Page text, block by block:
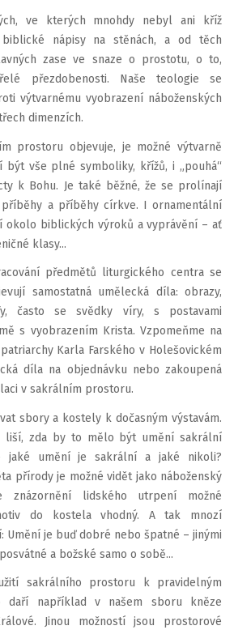
ve kterých mnohdy nebyl ani kříž
nápisy na stěnách, a od těch
zase ve snaze o prostotu, o to,
přezdobenosti. Naše teologie se
výtvarnému vyobrazení náboženských
dimenzích.
prostoru objevuje, je možné výtvarně
být vše plné symboliky, křížů, i „pouhá“
k Bohu. Je také běžné, že se prolínají
a příběhy církve. I ornamentální
okolo biblických výroků a vyprávění – ať
klasy...
předmětů liturgického centra se
samostatná umělecká díla: obrazy,
často se svědky víry, s postavami
s vyobrazením Krista. Vzpomeňme na
Karla Farského v Holešovickém
díla na objednávku nebo zakoupená
v sakrálním prostoru.
sbory a kostely k dočasným výstavám.
liší, zda by to mělo být umění sakrální
jaké umění je sakrální a jaké nikoli?
přírody je možné vidět jako náboženský
lidského utrpení možné
do kostela vhodný. A tak mnozí
Umění je buď dobré nebo špatné – jinými
a božské samo o sobě...
sakrálního prostoru k pravidelným
daří například v našem sboru kněze
Jinou možností jsou prostorové